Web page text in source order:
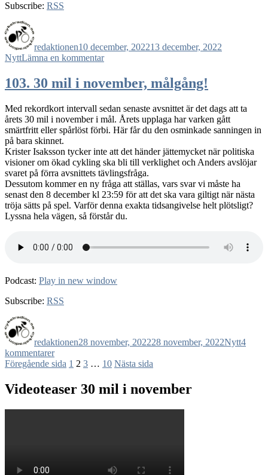
Subscribe: RSS
redaktionen10 december, 202213 december, 2022
NyttLämna en kommentartill
från
Bikes
103. 30 mil i november, målgång!
Med rekordkort intervall sedan senaste avsnittet är det dags att ta
årets 30 mil i november i mål. Årets upplaga har varken gått
smärtfritt eller spårlöst förbi. Här får du den osminkade sanningen in
på bara skinnet.
Krister Isaksson tycker inte att det händer jättemycket när politiska
visioner om ökad cykling ska bli till verklighet och Anders avslöjar
svaret på förra avsnittets tävlingsfråga.
Dessutom kommer en ny fråga att ställas, vars svar vi måste ha
senast den 8 december kl 23:59 för att det ska vara giltigt när nästa
tröja sätts på spel. Varför denna exakta tidsangivelse helt plötsligt?
Lyssna hela vägen, så förstår du.
Podcast: Play in new window
Subscribe: RSS
redaktionen28 november, 202228 november, 2022Nytt4
kommentarertill
103.
i
Sidnumrering
för
inlägg
Föregående sida Sida
1 Sida
2 Sida
3 … Sida
10 Nästa sida
Videoteaser 30 mil i november